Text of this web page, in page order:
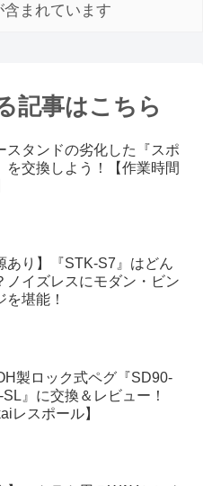
まれています
記事はこちら
スタンドの劣化した『スポ
を交換しよう！【作業時間
あり】『STK-S7』はどん
ノイズレスにモダン・ビン
を堪能！
製ロック式ペグ『SD90-
SL』に交換＆レビュー！
レスポール】